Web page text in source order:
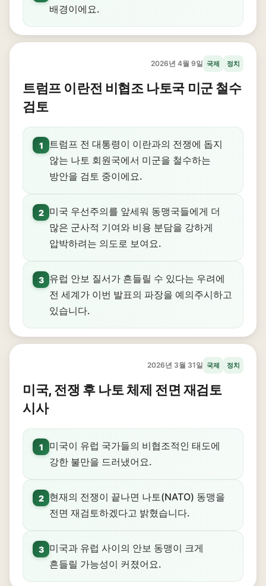
배경이에요.
2026년 4월 9일 국제 정치
트럼프 이란전 비협조 나토국 미군 철수
검토
1
트럼프 전 대통령이 이란과의 전쟁에 돕지
않는 나토 회원국에서 미군을 철수하는
방안을 검토 중이에요.
2
미국 우선주의를 앞세워 동맹국들에게 더
많은 군사적 기여와 비용 분담을 강하게
압박하려는 의도로 보여요.
3
유럽 안보 질서가 흔들릴 수 있다는 우려에
전 세계가 이번 발표의 파장을 예의주시하고
있습니다.
2026년 3월 31일 국제 정치
미국, 전쟁 후 나토 체제 전면 재검토
시사
1
미국이 유럽 국가들의 비협조적인 태도에
강한 불만을 드러냈어요.
2
현재의 전쟁이 끝나면 나토(NATO) 동맹을
전면 재검토하겠다고 밝혔습니다.
3
미국과 유럽 사이의 안보 동맹이 크게
흔들릴 가능성이 커졌어요.